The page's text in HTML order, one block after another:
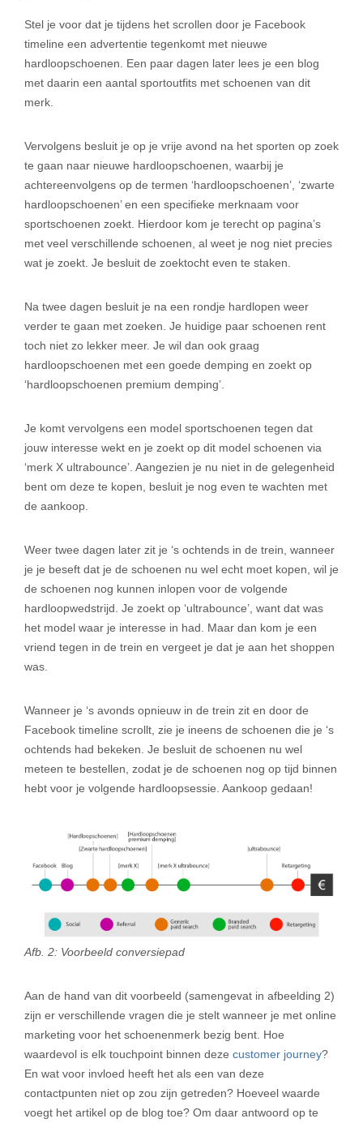
Stel je voor dat je tijdens het scrollen door je Facebook
timeline een advertentie tegenkomt met nieuwe
hardloopschoenen. Een paar dagen later lees je een blog
met daarin een aantal sportoutfits met schoenen van dit
merk.
Vervolgens besluit je op je vrije avond na het sporten op zoek
te gaan naar nieuwe hardloopschoenen, waarbij je
achtereenvolgens op de termen ‘hardloopschoenen’, ‘zwarte
hardloopschoenen’ en een specifieke merknaam voor
sportschoenen zoekt. Hierdoor kom je terecht op pagina’s
met veel verschillende schoenen, al weet je nog niet precies
wat je zoekt. Je besluit de zoektocht even te staken.
Na twee dagen besluit je na een rondje hardlopen weer
verder te gaan met zoeken. Je huidige paar schoenen rent
toch niet zo lekker meer. Je wil dan ook graag
hardloopschoenen met een goede demping en zoekt op
‘hardloopschoenen premium demping’.
Je komt vervolgens een model sportschoenen tegen dat
jouw interesse wekt en je zoekt op dit model schoenen via
‘merk X ultrabounce’. Aangezien je nu niet in de gelegenheid
bent om deze te kopen, besluit je nog even te wachten met
de aankoop.
Weer twee dagen later zit je ‘s ochtends in de trein, wanneer
je je beseft dat je de schoenen nu wel echt moet kopen, wil je
de schoenen nog kunnen inlopen voor de volgende
hardloopwedstrijd. Je zoekt op ‘ultrabounce’, want dat was
het model waar je interesse in had. Maar dan kom je een
vriend tegen in de trein en vergeet je dat je aan het shoppen
was.
Wanneer je ‘s avonds opnieuw in de trein zit en door de
Facebook timeline scrollt, zie je ineens de schoenen die je ‘s
ochtends had bekeken. Je besluit de schoenen nu wel
meteen te bestellen, zodat je de schoenen nog op tijd binnen
hebt voor je volgende hardloopsessie. Aankoop gedaan!
Afb. 2: Voorbeeld conversiepad
Aan de hand van dit voorbeeld (samengevat in afbeelding 2)
zijn er verschillende vragen die je stelt wanneer je met online
marketing voor het schoenenmerk bezig bent. Hoe
waardevol is elk touchpoint binnen deze customer journey?
En wat voor invloed heeft het als een van deze
contactpunten niet op zou zijn getreden? Hoeveel waarde
voegt het artikel op de blog toe? Om daar antwoord op te